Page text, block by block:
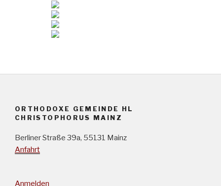
ORTHODOXE GEMEINDE HL
CHRISTOPHORUS MAINZ
Berliner Straße 39a, 55131 Mainz
Anfahrt
Anmelden